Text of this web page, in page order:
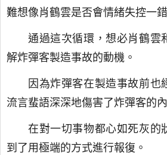
難想像肖鶴雲是否會情緒失控一
通過這次循環，想必肖鶴雲
解炸彈客製造事故的動機。
因為炸彈客在製造事故前也
流言蜚語深深地傷害了炸彈客的
在對一切事物都心如死灰的
到了用極端的方式進行報復。